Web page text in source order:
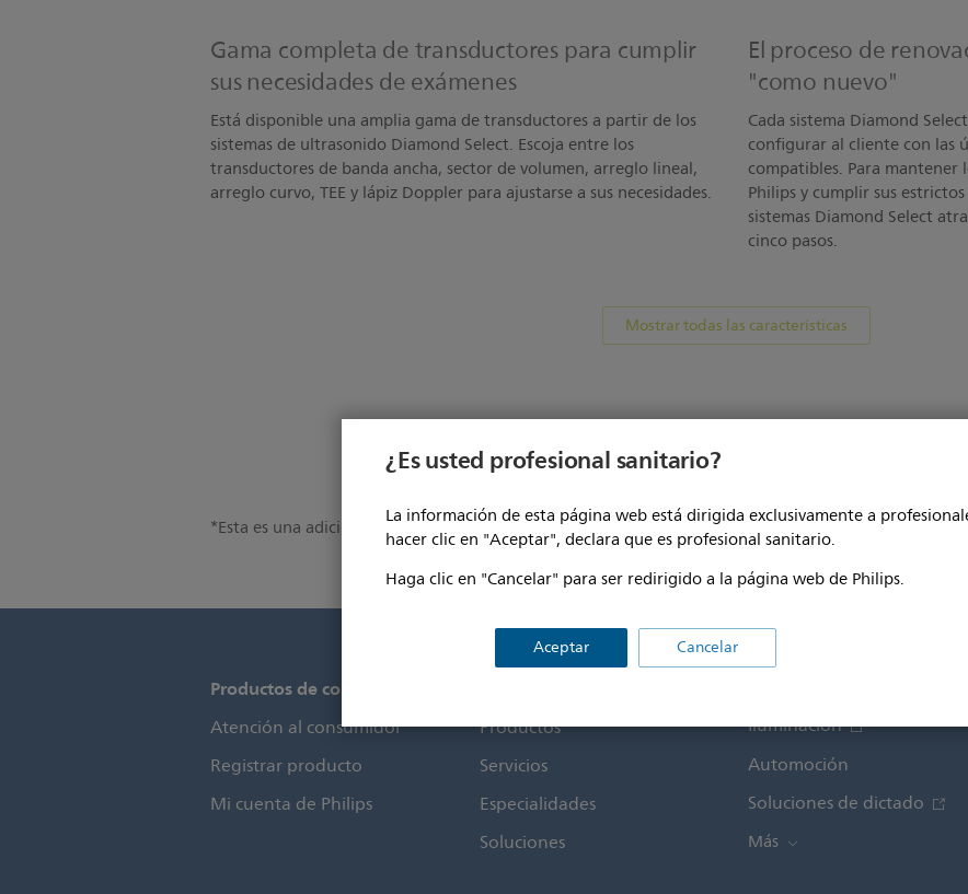
¿Es usted profesional sanitario?
La información de esta página web está dirigida exclusivamente a
hacer clic en "Aceptar", declara que es profesional sanitario.
Haga clic en "Cancelar" para ser redirigido a la página web de Philips.
Aceptar Cancelar
Gama completa de transductores para cumplir
sus necesidades de exámenes
Está disponible una amplia gama de transductores a partir de los
sistemas de ultrasonido Diamond Select. Escoja entre los
transductores de banda ancha, sector de volumen, arreglo lineal,
arreglo curvo, TEE y lápiz Doppler para ajustarse a sus necesidades.
El proceso de
"como nuevo"
Cada sistema Diamond
configurar al cliente con las
compatibles. Para mantener
Philips y cumplir sus
sistemas Diamond Select
cinco pasos.
Mostrar todas las características
*Esta es una adición opcional al sistema Diamond Select de base.
Productos de consumo
Atención al consumidor
Registrar producto
Mi cuenta de Philips
Productos
Servicios
Especialidades
Soluciones
Iluminación
Automoción
Soluciones de dictado
Más